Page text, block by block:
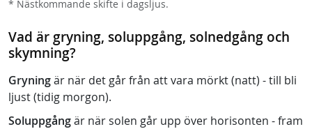
* Nästkommande skifte i dagsljus.
Vad är gryning, soluppgång, solnedgång och
skymning?
Gryningär när det går från att vara mörkt (natt) - till bli
ljust (tidig morgon).
Soluppgångär när solen går upp över horisonten - fram